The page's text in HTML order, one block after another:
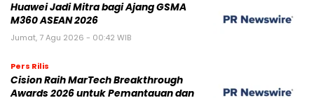
Huawei Jadi Mitra bagi Ajang GSMA
M360 ASEAN 2026
Jumat, 7 Agu 2026 - 00:42 WIB
Pers Rilis
Cision Raih MarTech Breakthrough
Awards 2026 untuk Pemantauan dan